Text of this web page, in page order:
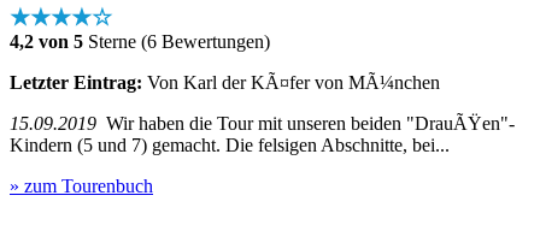
★★★★☆
4,2 von 5 Sterne (6 Bewertungen)
Letzter Eintrag: Von Karl der KÃ¤fer von MÃ¼nchen
15.09.2019 Wir haben die Tour mit unseren beiden "DrauÃŸen"-
Kindern (5 und 7) gemacht. Die felsigen Abschnitte, bei...
» zum Tourenbuch